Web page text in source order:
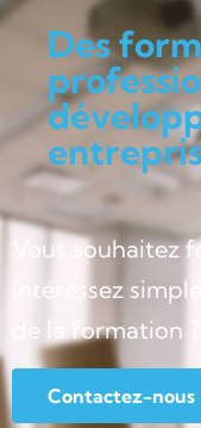
Des
Vous souhaitez
intéressez
de la formation ?
Contactez-nous